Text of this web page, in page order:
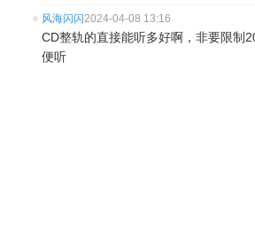
风海闪闪2024-04-08 13:16
CD整轨的直接能听多好啊，非要限制
便听